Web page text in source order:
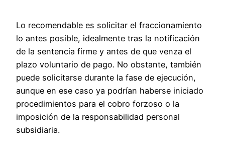
Lo recomendable es solicitar el fraccionamiento
lo antes posible, idealmente tras la notificación
de la sentencia firme y antes de que venza el
plazo voluntario de pago. No obstante, también
puede solicitarse durante la fase de ejecución,
aunque en ese caso ya podrían haberse iniciado
procedimientos para el cobro forzoso o la
imposición de la responsabilidad personal
subsidiaria.